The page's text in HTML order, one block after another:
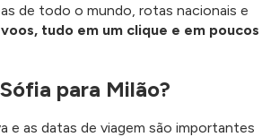
de todo o mundo, rotas nacionais e
tudo em um clique e em poucos
para Milão?
e as datas de viagem são importantes